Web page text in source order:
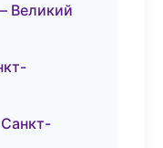
Великий